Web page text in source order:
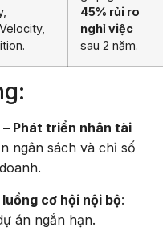
45% rủi ro
nghỉ việc
sau 2 năm.
Phát triển nhân tài
ngân sách và chỉ số
cơ hội nội bộ:
án ngắn hạn.